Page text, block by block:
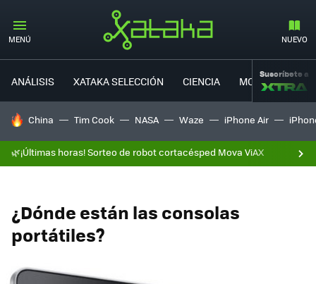
MENÚ NUEVO
ANÁLISIS XATAKA SELECCIÓN CIENCIA MOVILIDAD
Suscríbete a
HOY SE HABLA DE
China Tim Cook NASA Waze iPhone Air
🌿¡Últimas horas! Sorteo de robot cortacésped Mova ViAX
¿Dónde están las consolas
portátiles?